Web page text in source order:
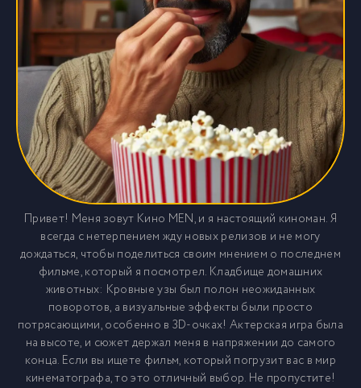
Привет! Меня зовут Кино MEN, и я настоящий киноман. Я
всегда с нетерпением жду новых релизов и не могу
дождаться, чтобы поделиться своим мнением о последнем
фильме, который я посмотрел. Кладбище домашних
животных: Кровные узы был полон неожиданных
поворотов, а визуальные эффекты были просто
потрясающими, особенно в 3D-очках! Актерская игра была
на высоте, и сюжет держал меня в напряжении до самого
конца. Если вы ищете фильм, который погрузит вас в мир
кинематографа, то это отличный выбор. Не пропустите!